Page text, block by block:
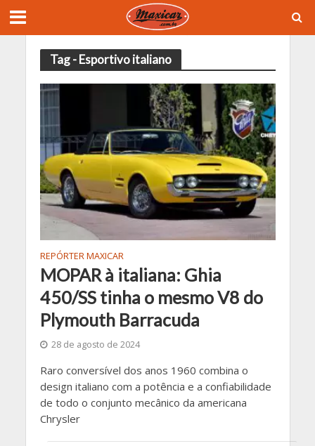
Tag - Esportivo italiano
REPÓRTER MAXICAR
MOPAR à italiana: Ghia
450/SS tinha o mesmo V8 do
Plymouth Barracuda
28 de agosto de 2024
Raro conversível dos anos 1960 combina o
design italiano com a potência e a confiabilidade
de todo o conjunto mecânico da americana
Chrysler